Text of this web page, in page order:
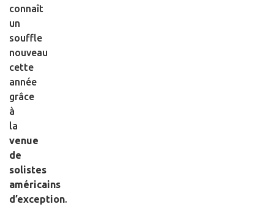
connaît
un
souffle
nouveau
cette
année
grâce
à
la
venue
de
solistes
américains
d’exception.